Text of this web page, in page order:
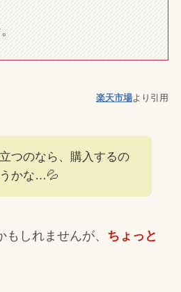
楽天市場より引用
つのなら、購入するの
かな…💦
しれませんが、 ちょっと